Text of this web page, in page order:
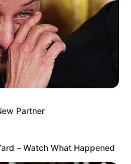
Partner
– Watch What Happened